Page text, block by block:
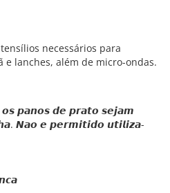
necessários para
e lanches, além de micro-ondas.
𝙥𝙖𝙣𝙤𝙨 𝙙𝙚 𝙥𝙧𝙖𝙩𝙤 𝙨𝙚𝙟𝙖𝙢
𝙉𝙖𝙤 𝙚 𝙥𝙚𝙧𝙢𝙞𝙩𝙞𝙙𝙤 𝙪𝙩𝙞𝙡𝙞𝙯𝙖-